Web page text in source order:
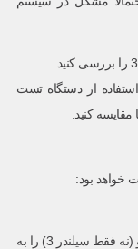
و با استفاده از دستگاه تست
کنید.
خواهد بود:
همیشه توصیه می‌شود شمع‌های خودرو (نه فقط سیلندر 3) را به